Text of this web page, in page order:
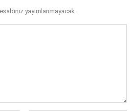
yayımlanmayacak.